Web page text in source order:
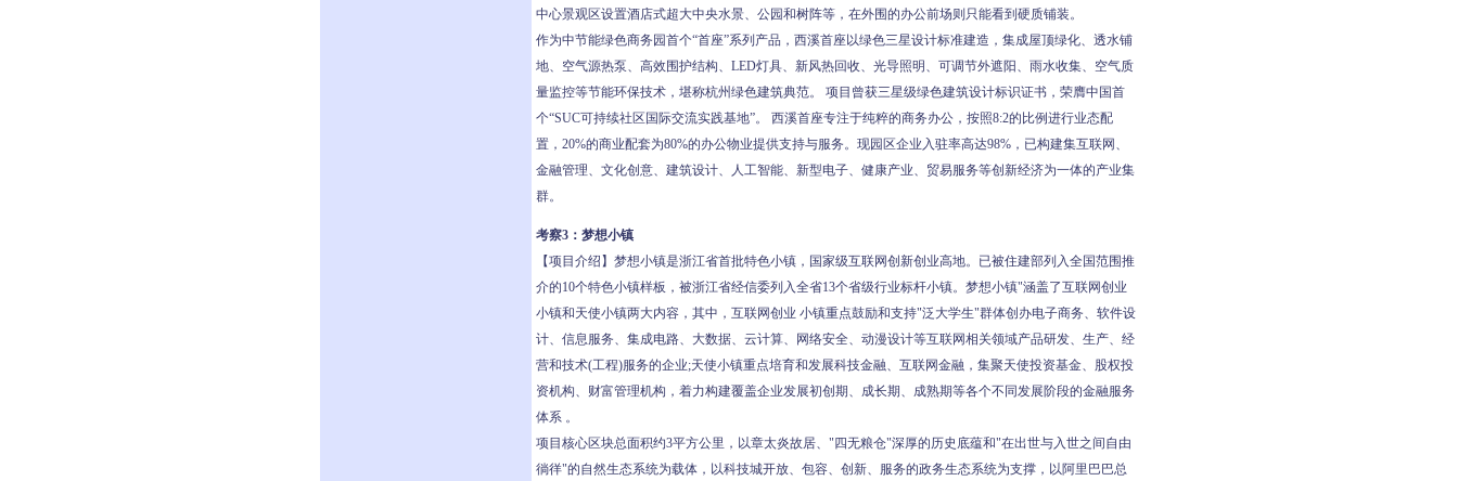
中心景观区设置酒店式超大中央水景、公园和树阵等，在外围的办公前场则只能看到硬质铺装。
作为中节能绿色商务园首个“首座”系列产品，西溪首座以绿色三星设计标准建造，集成屋顶绿化、透水铺
地、空气源热泵、高效围护结构、LED灯具、新风热回收、光导照明、可调节外遮阳、雨水收集、空气质
量监控等节能环保技术，堪称杭州绿色建筑典范。 项目曾获三星级绿色建筑设计标识证书，荣膺中国首
个“SUC可持续社区国际交流实践基地”。 西溪首座专注于纯粹的商务办公，按照8:2的比例进行业态配
置，20%的商业配套为80%的办公物业提供支持与服务。现园区企业入驻率高达98%，已构建集互联网、
金融管理、文化创意、建筑设计、人工智能、新型电子、健康产业、贸易服务等创新经济为一体的产业集
群。
考察3：梦想小镇
【项目介绍】梦想小镇是浙江省首批特色小镇，国家级互联网创新创业高地。已被住建部列入全国范围推
介的10个特色小镇样板，被浙江省经信委列入全省13个省级行业标杆小镇。梦想小镇"涵盖了互联网创业
小镇和天使小镇两大内容，其中，互联网创业 小镇重点鼓励和支持"泛大学生"群体创办电子商务、软件设
计、信息服务、集成电路、大数据、云计算、网络安全、动漫设计等互联网相关领域产品研发、生产、经
营和技术(工程)服务的企业;天使小镇重点培育和发展科技金融、互联网金融，集聚天使投资基金、股权投
资机构、财富管理机构，着力构建覆盖企业发展初创期、成长期、成熟期等各个不同发展阶段的金融服务
体系 。
项目核心区块总面积约3平方公里，以章太炎故居、"四无粮仓"深厚的历史底蕴和"在出世与入世之间自由
徜徉"的自然生态系统为载体，以科技城开放、包容、创新、服务的政务生态系统为支撑，以阿里巴巴总